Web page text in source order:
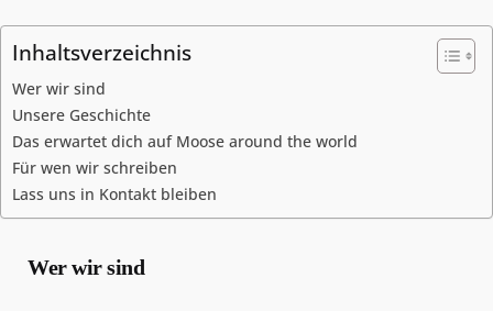
Inhaltsverzeichnis
Wer wir sind
Unsere Geschichte
Das erwartet dich auf Moose around the world
Für wen wir schreiben
Lass uns in Kontakt bleiben
Wer wir sind